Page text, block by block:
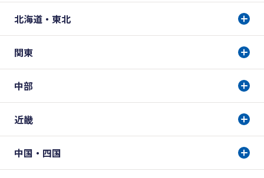
北海道・東北
関東
中部
近畿
中国・四国